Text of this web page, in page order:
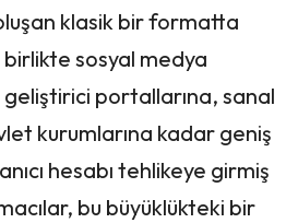
klasik bir formatta
birlikte sosyal medya
portallarına, sanal
kurumlarına kadar geniş
hesabı tehlikeye girmiş
bu büyüklükteki bir